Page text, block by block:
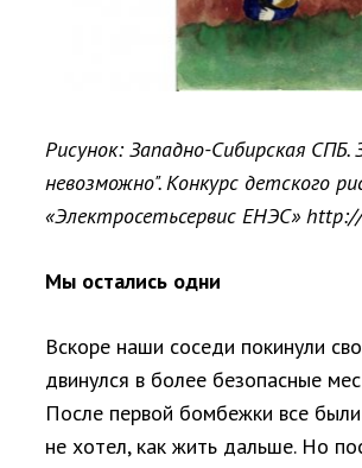
Рисунок: Западно-Сибирская
невозможно". Конкурс детского
«Электросетьсервис ЕНЭС» http://
Мы остались одни
Вскоре наши соседи покинули
двинулся в более безопасные
После первой бомбежки все
не хотел, как жить дальше. Но